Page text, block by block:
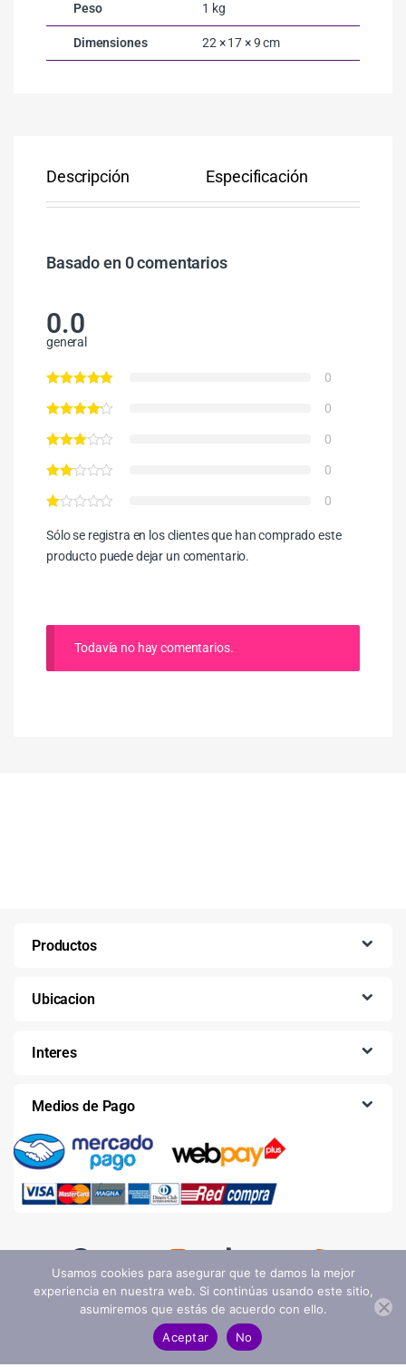
Peso 1 kg
Dimensiones 22 × 17 × 9 cm
Descripción Especificación
Basado en 0 comentarios
0.0
general
0
0
0
0
0
Sólo se registra en los clientes que han comprado este
producto puede dejar un comentario.
Todavía no hay comentarios.
Productos
Ubicacion
Interes
Medios de Pago
Usamos cookies para asegurar que te damos la mejor
experiencia en nuestra web. Si continúas usando este sitio,
asumiremos que estás de acuerdo con ello.
Aceptar
No